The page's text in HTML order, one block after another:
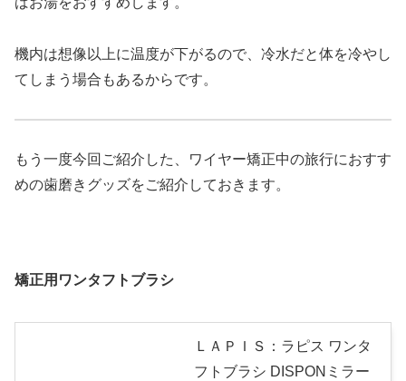
機内は想像以上に温度が下がるので、冷水だと体を冷やし
てしまう場合もあるからです。
もう一度今回ご紹介した、ワイヤー矯正中の旅行におすす
めの歯磨きグッズをご紹介しておきます。
矯正用ワンタフトブラシ
ＬＡＰＩＳ：ラピス ワンタ
フトブラシ DISPONミラー